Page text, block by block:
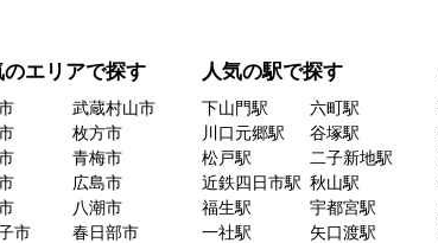
のエリアで探す
武蔵村山市
枚方市
青梅市
広島市
八潮市
市
春日部市
人気の駅で探す
下山門駅
六町駅
川口元郷駅
谷塚駅
松戸駅
二子新地駅
近鉄四日市駅 秋山駅
福生駅
宇都宮駅
一社駅
矢口渡駅